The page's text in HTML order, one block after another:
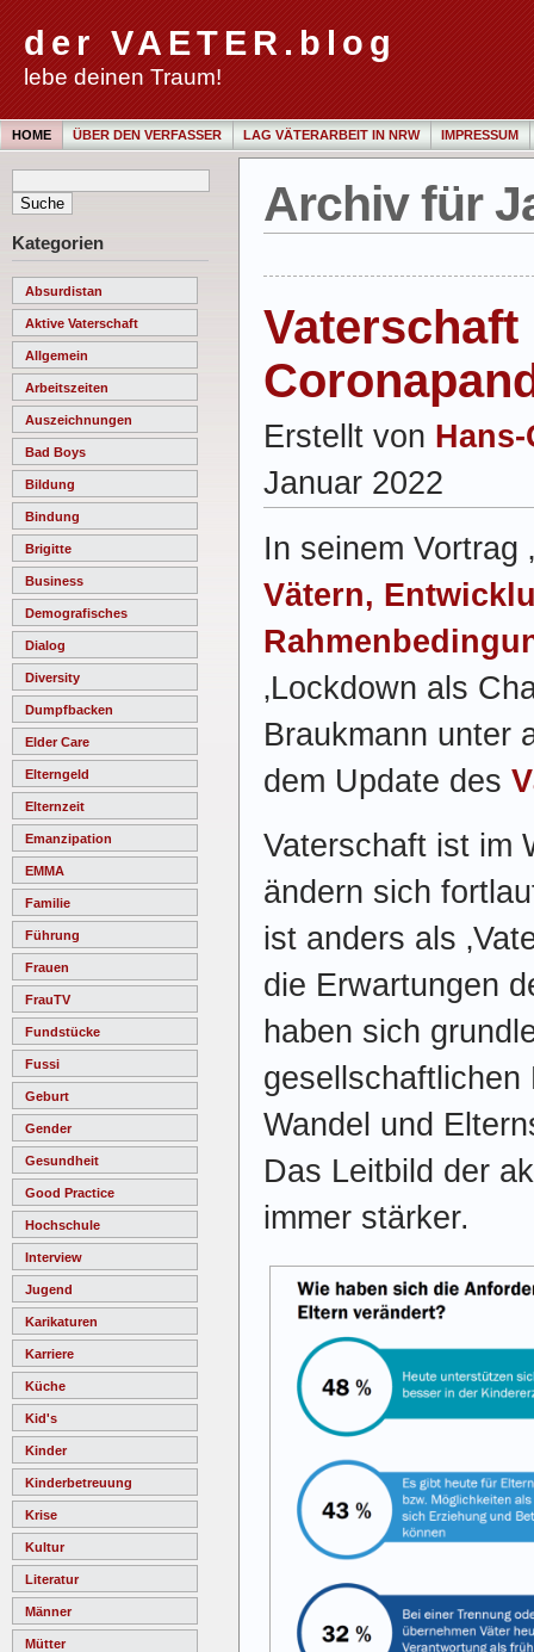
der VAETER.blog
lebe deinen Traum!
HOME ÜBER DEN VERFASSER LAG VÄTERARBEIT IN NRW IMPRESSUM
Kategorien
Absurdistan
Aktive Vaterschaft
Allgemein
Arbeitszeiten
Auszeichnungen
Bad Boys
Bildung
Bindung
Brigitte
Business
Demografisches
Dialog
Diversity
Dumpfbacken
Elder Care
Elterngeld
Elternzeit
Emanzipation
EMMA
Familie
Führung
Frauen
FrauTV
Fundstücke
Fussi
Geburt
Gender
Gesundheit
Good Practice
Hochschule
Interview
Jugend
Karikaturen
Karriere
Küche
Kid's
Kinder
Kinderbetreuung
Krise
Kultur
Literatur
Männer
Mütter
Archiv für
Vaterschaft
Erstellt von
Januar 2022
In seinem Vortrag ‚
Vätern,
‚Lockdown als
Braukmann unter
dem Update des
Vaterschaft ist im
ändern sich
ist anders als
die Erwartungen
haben sich
gesellschaftlichen
Wandel und
Das Leitbild der
immer stärker.